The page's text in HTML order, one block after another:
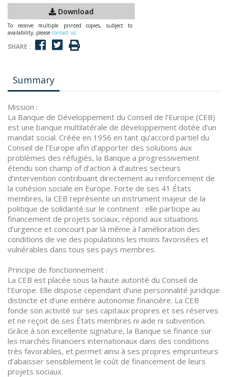
Download
To receive multiple printed copies, subject to
availability, please contact us
SHARE :
Summary
Mission :
La Banque de Développement du Conseil de l’Europe (CEB)
est une banque multilatérale de développement dotée d’un
mandat social. Créée en 1956 en tant qu’accord partiel du
Conseil de l’Europe afin d’apporter des solutions aux
problèmes des réfugiés, la Banque a progressivement
étendu son champ of d’action à d’autres secteurs
d’intervention contribuant directement au renforcement de
la cohésion sociale en Europe. Forte de ses 41 États
membres, la CEB représente un instrument majeur de la
politique de solidarité sur le continent : elle participe au
financement de projets sociaux, répond aux situations
d’urgence et concourt par là même à l’amélioration des
conditions de vie des populations les moins favorisées et
vulnérables dans tous ses pays membres.
Principe de fonctionnement :
La CEB est placée sous la haute autorité du Conseil de
l’Europe. Elle dispose cependant d’une personnalité juridique
distincte et d’une entière autonomie financière. La CEB
fonde son activité sur ses capitaux propres et ses réserves
et ne reçoit de ses États membres ni aide ni subvention.
Grâce à son excellente signature, la Banque se finance sur
les marchés financiers internationaux dans des conditions
très favorables, et permet ainsi à ses propres emprunteurs
d’abaisser sensiblement le coût de financement de leurs
projets sociaux.